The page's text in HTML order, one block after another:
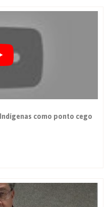
como ponto cego